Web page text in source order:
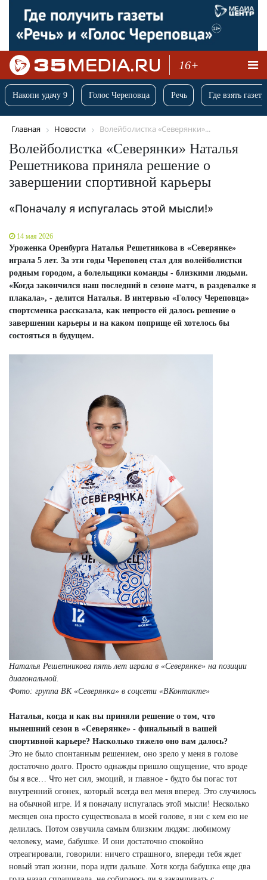
16+
Накопи удачу 9 Голос Череповца Речь Где взять
Главная Новости Волейболистка «Северянки»...
Волейболистка «Северянки» Наталья
Решетникова приняла решение о
завершении спортивной карьеры
«Поначалу я испугалась этой мысли!»
14 мая 2026
Уроженка Оренбурга Наталья Решетникова в «Северянке»
играла 5 лет. За эти годы Череповец стал для волейболистки
родным городом, а болельщики команды - близкими людьми.
«Когда закончился наш последний в сезоне матч, в раздевалке я
плакала», - делится Наталья. В интервью «Голосу Череповца»
спортсменка рассказала, как непросто ей далось решение о
завершении карьеры и на каком поприще ей хотелось бы
состояться в будущем.
Наталья Решетникова пять лет играла в «Северянке» на позиции
диагональной.
Фото: группа ВК «Северянка» в соцсети «ВКонтакте»
Наталья, когда и как вы приняли решение о том, что
нынешний сезон в «Северянке» - финальный в вашей
спортивной карьере? Насколько тяжело оно вам далось?
Это не было спонтанным решением, оно зрело у меня в голове
достаточно долго. Просто однажды пришло ощущение, что вроде
бы я все… Что нет сил, эмоций, и главное - будто бы погас тот
внутренний огонек, который всегда вел меня вперед. Это случилось
на обычной игре. И я поначалу испугалась этой мысли! Несколько
месяцев она просто существовала в моей голове, я ни с кем ею не
делилась. Потом озвучила самым близким людям: любимому
человеку, маме, бабушке. И они достаточно спокойно
отреагировали, говорили: ничего страшного, впереди тебя ждет
новый этап жизни, пора идти дальше. Хотя когда бабушка еще два